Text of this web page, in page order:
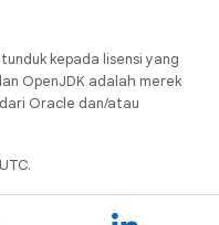
kepada lisensi yang
OpenJDK adalah merek
Oracle dan/atau